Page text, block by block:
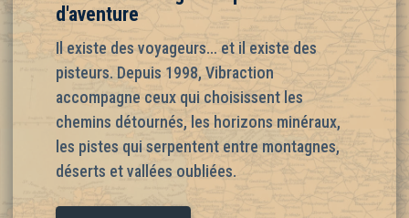
d'aventure
Il existe des voyageurs… et il existe des
pisteurs. Depuis 1998, Vibraction
accompagne ceux qui choisissent les
chemins détournés, les horizons minéraux,
les pistes qui serpentent entre montagnes,
déserts et vallées oubliées.